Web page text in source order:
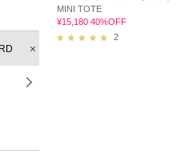
MINI TOTE
¥15,180 40%OFF
2